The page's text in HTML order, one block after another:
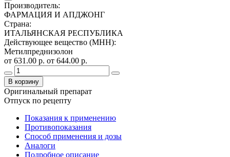
Производитель:
ФАРМАЦИЯ И АПДЖОНГ
Страна:
ИТАЛЬЯНСКАЯ РЕСПУБЛИКА
Действующее вещество (МНН):
Метилпреднизолон
от 631.00 р. от 644.00 р.
В корзину
Оригинальный препарат
Отпуск по рецепту
Показания к применению
Противопоказания
Способ применения и дозы
Аналоги
Подробное описание